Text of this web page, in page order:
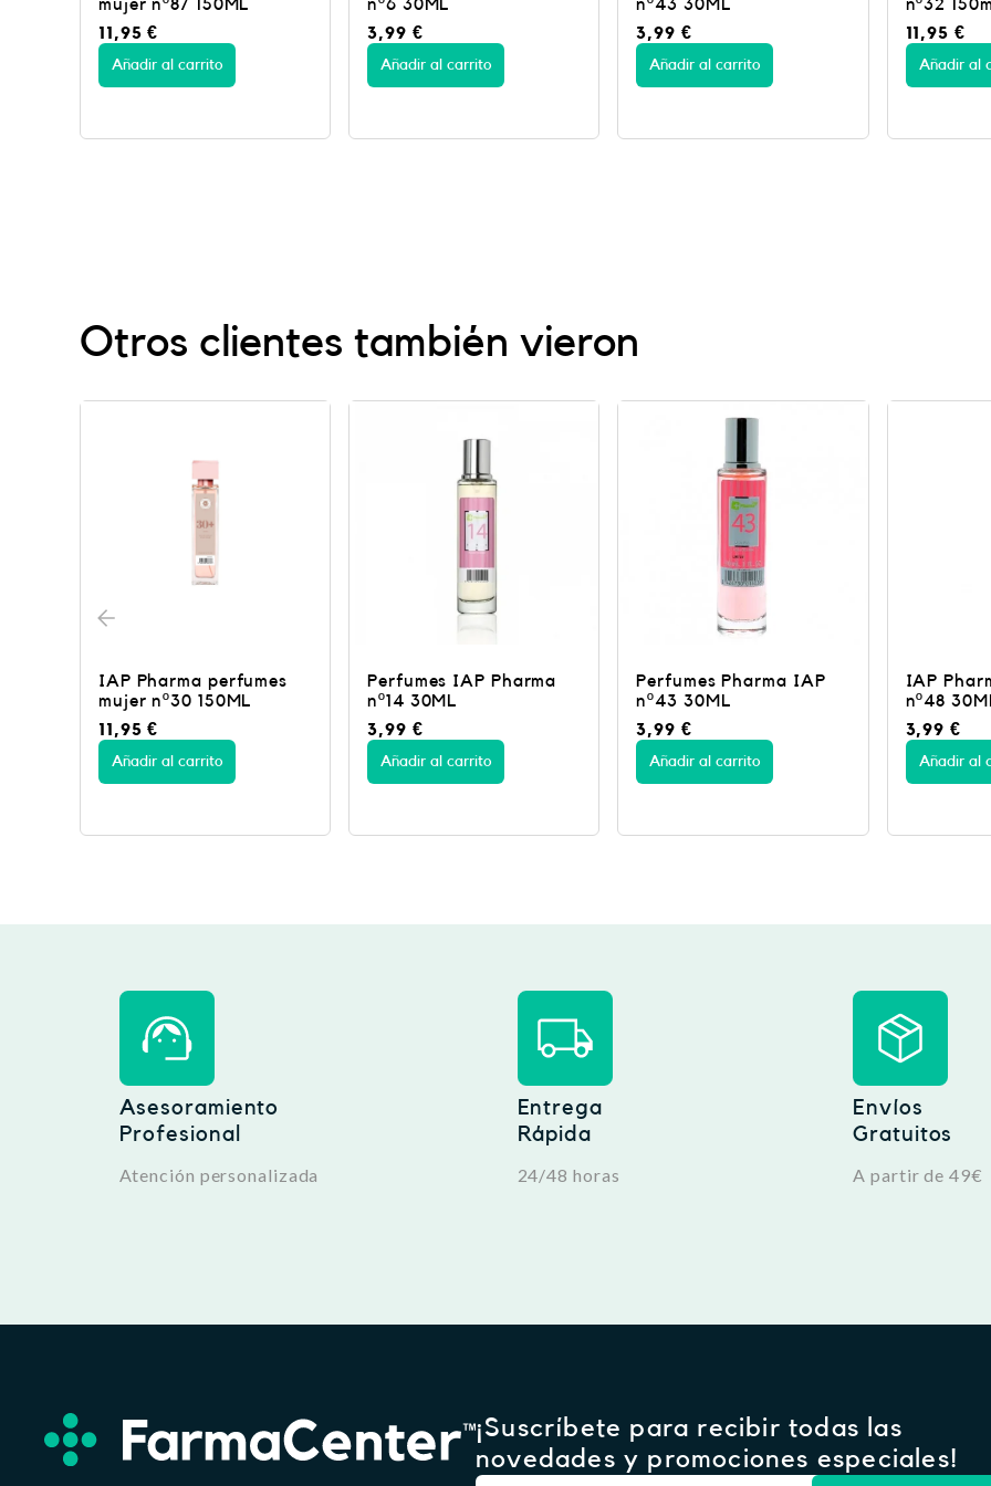
nº6 30ML
3,99 €
Añadir al carrito
nº43 30ML
3,99 €
Añadir al carrito
nº32 150ml
11,95€
Añadir al carrito
nº23 30ML
3,99 €
Añadir al
Otros clientes también vieron
Perfumes IAP Pharma
nº14 30ML
3,99 €
Añadir al carrito
Perfumes Pharma IAP
nº43 30ML
3,99 €
Añadir al carrito
IAP Pharma perfumes
nº48 30ML
3,99 €
Añadir al carrito
nº6 30ML
3,99 €
Añadir al
Asesoramiento
Profesional
Atención personalizada
Entrega
Rápida
24/48 horas
Envíos
Gratuitos
A partir de 49€
¡Suscríbete para recibir todas las
novedades y promociones especiales!